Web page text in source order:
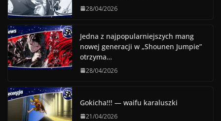
28/04/2026
Jedna z najpopularniejszych mang
nowej generacji w „Shounen Jumpie”
otrzyma…
28/04/2026
Gokicha!!! — waifu karaluszki
21/04/2026